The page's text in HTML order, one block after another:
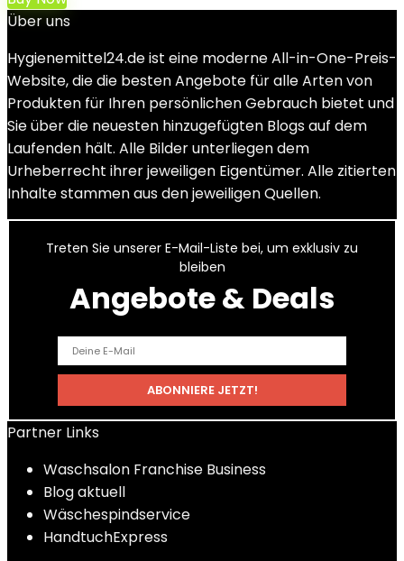
Über uns
Hygienemittel24.de ist eine moderne All-in-One-Preis-
Website, die die besten Angebote für alle Arten von
Produkten für Ihren persönlichen Gebrauch bietet und
Sie über die neuesten hinzugefügten Blogs auf dem
Laufenden hält. Alle Bilder unterliegen dem
Urheberrecht ihrer jeweiligen Eigentümer. Alle zitierten
Inhalte stammen aus den jeweiligen Quellen.
Treten Sie unserer E-Mail-Liste bei, um exklusiv zu
bleiben
Angebote & Deals
Partner Links
Waschsalon Franchise Business
Blog aktuell
Wäschespindservice
HandtuchExpress